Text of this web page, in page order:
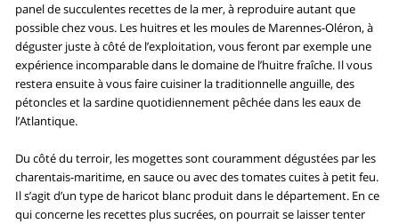
panel de succulentes recettes de la mer, à reproduire autant que
possible chez vous. Les huitres et les moules de Marennes-Oléron, à
déguster juste à côté de l’exploitation, vous feront par exemple une
expérience incomparable dans le domaine de l’huitre fraîche. Il vous
restera ensuite à vous faire cuisiner la traditionnelle anguille, des
pétoncles et la sardine quotidiennement pêchée dans les eaux de
l’Atlantique.
Du côté du terroir, les mogettes sont couramment dégustées par les
charentais-maritime, en sauce ou avec des tomates cuites à petit feu.
Il s’agit d’un type de haricot blanc produit dans le département. En ce
qui concerne les recettes plus sucrées, on pourrait se laisser tenter